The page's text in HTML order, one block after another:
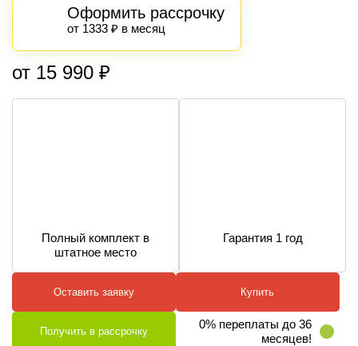
Оформить рассрочку
от 1333 ₽ в месяц
от 15 990 ₽
Полный комплект в
штатное место
Гарантия 1 год
Оставить заявку Купить
Получить в рассрочку
0% переплаты до 36
месяцев!